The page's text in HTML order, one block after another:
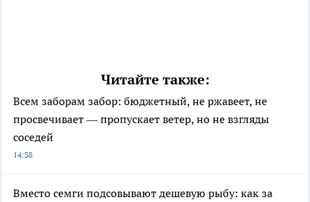
Читайте также:
Всем заборам забор: бюджетный, не ржавеет, не
просвечивает — пропускает ветер, но не взгляды
соседей
14:38
Вместо семги подсовывают дешевую рыбу: как за